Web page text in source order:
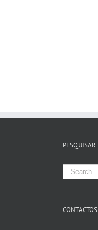
PESQUISAR
Search
for:
CONTACTOS